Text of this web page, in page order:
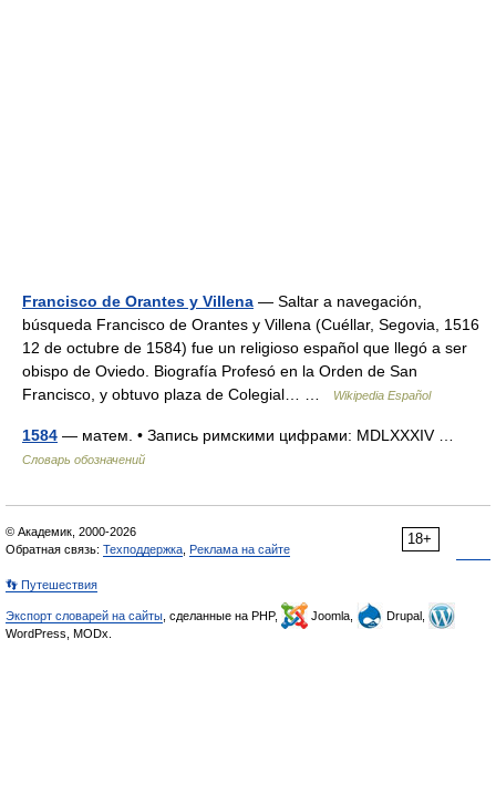
Francisco de Orantes y Villena — Saltar a navegación,
búsqueda Francisco de Orantes y Villena (Cuéllar, Segovia, 1516
12 de octubre de 1584) fue un religioso español que llegó a ser
obispo de Oviedo. Biografía Profesó en la Orden de San
Francisco, y obtuvo plaza de Colegial… …
Wikipedia Español
1584 — матем. • Запись римскими цифрами: MDLXXXIV …
Словарь обозначений
18+
© Академик, 2000-2026
Обратная связь: Техподдержка Реклама на сайте
👣 Путешествия
Экспорт словарей на сайты , сделанные на PHP, Joomla,
Drupal,
WordPress, MODx.